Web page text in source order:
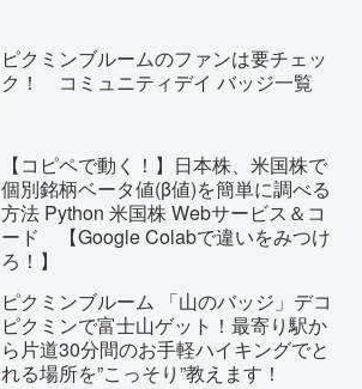
ピクミンブルームのファンは要チェッ
ク！ コミュニティデイ バッジ一覧
【コピペで動く！】日本株、米国株で
個別銘柄ベータ値(β値)を簡単に調べる
方法 Python 米国株 Webサービス＆コ
ード 【Google Colabで違いをみつけ
ろ！】
ピクミンブルーム 「山のバッジ」デコ
ピクミンで富士山ゲット！最寄り駅か
ら片道30分間のお手軽ハイキングでと
れる場所を”こっそり”教えます！